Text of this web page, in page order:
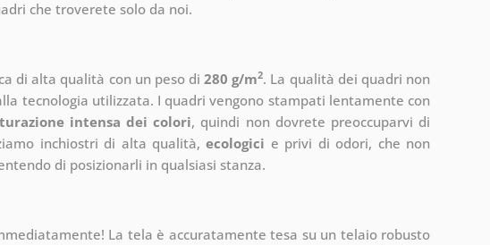
che troverete solo da noi.
di alta qualità con un peso di280 g/m2. La qualità dei quadri non
tecnologia utilizzata. I quadri vengono stampati lentamente con
intensa dei colori, quindi non dovrete preoccuparvi di
inchiostri di alta qualità,ecologici e privi di odori, che non
di posizionarli in qualsiasi stanza.
La tela è accuratamente tesa su un telaio robusto